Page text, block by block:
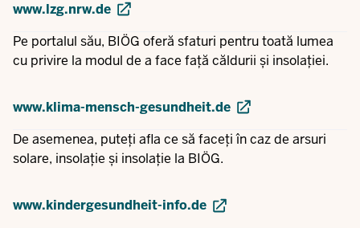
www.lzg.nrw.de
Pe portalul său, BIÖG oferă sfaturi pentru toată lumea
cu privire la modul de a face față căldurii și insolației.
www.klima-mensch-gesundheit.de
De asemenea, puteți afla ce să faceți în caz de arsuri
solare, insolație și insolație la BIÖG.
www.kindergesundheit-info.de